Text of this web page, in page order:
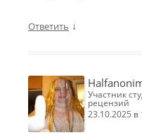
Ответить ↓
участник студии Alamat Studio, автор 23
рецензий
23.10.2025 в